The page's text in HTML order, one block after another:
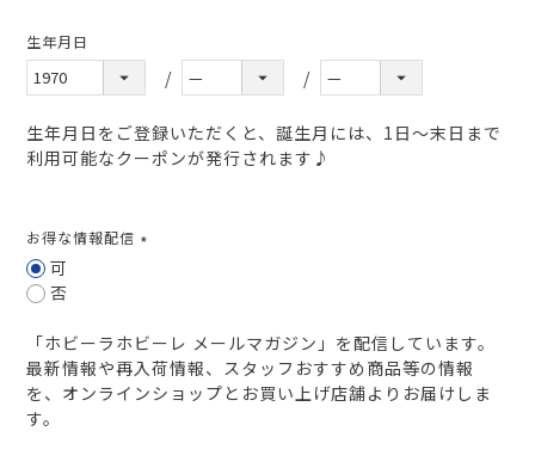
生年月日
生年月日をご登録いただくと、誕生月には、1日～末日まで
利用可能なクーポンが発行されます♪
お得な情報配信
可
否
「ホビーラホビーレ メールマガジン」を配信しています。
最新情報や再入荷情報、スタッフおすすめ商品等の情報
を、オンラインショップとお買い上げ店舗よりお届けしま
す。